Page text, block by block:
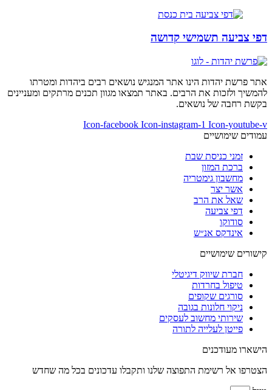
דפי צביעה תשמישי קדושה
אתר פרשת יהדות הינו אתר המנגיש נושאים רבים ביהדות ומטרתו
להמשיך ולזכות את הרבים. באתר תמצאו מגוון תכנים מרתקים ומעניינים
בקשת רחבה של נושאים.
Icon-facebook Icon-instagram-1 Icon-youtube-v
עמודים שימושיים
זמני כניסת שבת
ברכת המזון
מחשבון גימטריה
אשר יצר
שאל את הרב
דפי צביעה
סודוקו
אינדקס אנ״ש
קישורים שימושיים
חברת שיווק דיגיטלי
טיפול בחרדות
סורגים שקופים
ניקוי חלונות בגובה
שירותי מחשוב לעסקים
פייטן לעלייה לתורה
הישארו מעודכנים
הצטרפו אל רשימת התפוצה שלנו ותקבלו עדכונים בכל מה שחדש